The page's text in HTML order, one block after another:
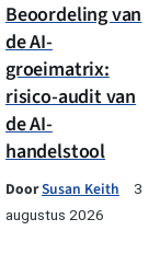
Beoordeling van
de AI-
groeimatrix:
risico-audit van
de AI-
handelstool
DoorSusan Keith
3
augustus 2026